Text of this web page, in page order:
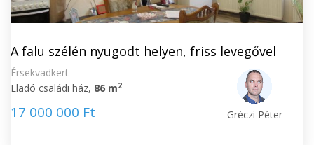
A falu szélén nyugodt helyen, friss levegővel
Érsekvadkert
Eladó családi ház, 86 m2
17 000 000 Ft Gréczi Péter